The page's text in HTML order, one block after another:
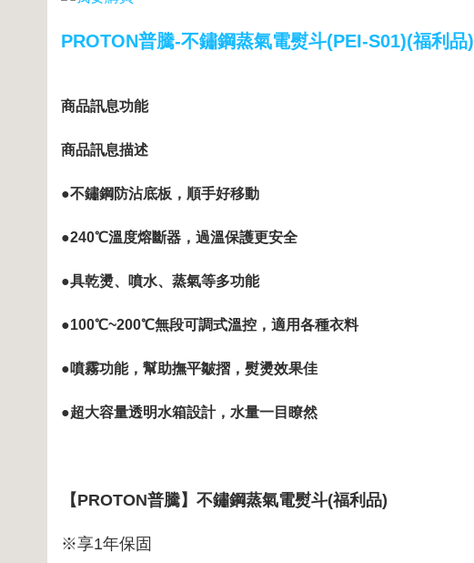
PROTON普騰-不鏽鋼蒸氣電熨斗(PEI-S01)(福利品)
商品訊息功能
商品訊息描述
●不鏽鋼防沾底板，順手好移動
●240℃溫度熔斷器，過溫保護更安全
●具乾燙、噴水、蒸氣等多功能
●100℃~200℃無段可調式溫控，適用各種衣料
●噴霧功能，幫助撫平皺摺，熨燙效果佳
●超大容量透明水箱設計，水量一目瞭然
【PROTON普騰】不鏽鋼蒸氣電熨斗(福利品)
※享1年保固